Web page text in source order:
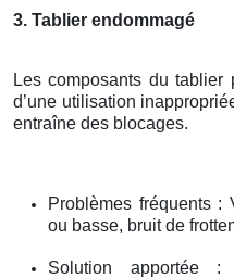
3. Tablier endommagé
Les composants du tablier
d’une utilisation
entraîne des blocages.
Problèmes fréquents :
ou basse, bruit de
Solution apportée